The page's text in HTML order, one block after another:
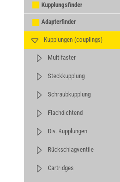
Kupplungsfinder
Adapterfinder
Kupplungen (couplings)
Multifaster
Steckkupplung
Schraubkupplung
Flachdichtend
Div. Kupplungen
Rückschlagventile
Cartridges